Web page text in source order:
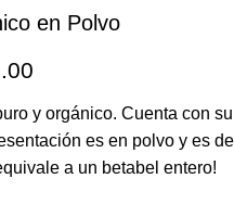
en Polvo
y orgánico. Cuenta con su
es en polvo y es de
a un betabel entero!